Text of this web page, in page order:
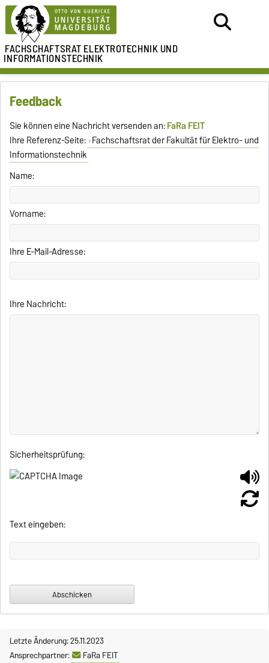
FACHSCHAFTSRATELEKTROTECHNIK UND
INFORMATIONSTECHNIK
Feedback
Sie können eine Nachricht versenden an:FaRa FEIT
Ihre Referenz-Seite: Fachschaftsrat der Fakultät für Elektro- und
Informationstechnik
Name:
Vorname:
Ihre E-Mail-Adresse:
Ihre Nachricht:
Sicherheitsprüfung:
Text eingeben:
Letzte Änderung: 25.11.2023
Ansprechpartner:
FaRa FEIT